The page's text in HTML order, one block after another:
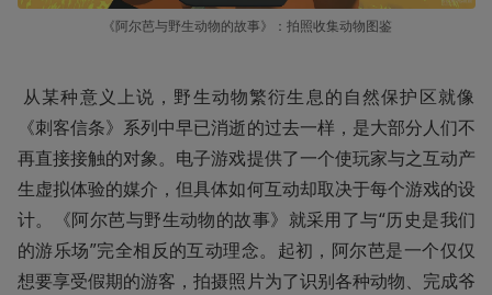
《阿尔芭与野生动物的故事》：拍照收集动物图鉴
《刺客信条》系列中早已消逝的过去一样，是大部分人们不
再直接接触的对象。电子游戏提供了一个使玩家与之互动产
生虚拟体验的媒介，但具体如何互动却取决于每个游戏的设
计。《阿尔芭与野生动物的故事》就采用了与“历史是我们
的游乐场”完全相反的互动理念。起初，阿尔芭是一个仅仅
想要享受假期的游客，拍摄照片为了识别各种动物、完成爷